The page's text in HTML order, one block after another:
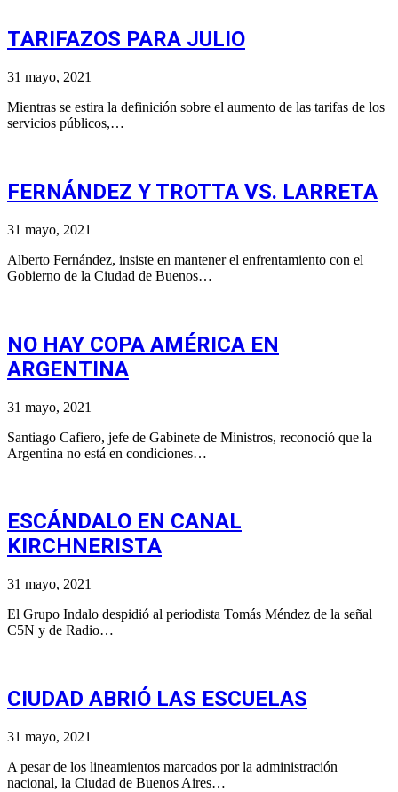
TARIFAZOS PARA JULIO
31 mayo, 2021
Mientras se estira la definición sobre el aumento de las tarifas de los
servicios públicos,…
FERNÁNDEZ Y TROTTA VS. LARRETA
31 mayo, 2021
Alberto Fernández, insiste en mantener el enfrentamiento con el
Gobierno de la Ciudad de Buenos…
NO HAY COPA AMÉRICA EN
ARGENTINA
31 mayo, 2021
Santiago Cafiero, jefe de Gabinete de Ministros, reconoció que la
Argentina no está en condiciones…
ESCÁNDALO EN CANAL
KIRCHNERISTA
31 mayo, 2021
El Grupo Indalo despidió al periodista Tomás Méndez de la señal
C5N y de Radio…
CIUDAD ABRIÓ LAS ESCUELAS
31 mayo, 2021
A pesar de los lineamientos marcados por la administración
nacional, la Ciudad de Buenos Aires…